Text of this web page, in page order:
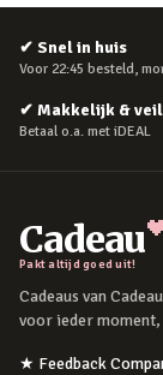
✔ Snel in huis
Voor 22:45 besteld,
✔ Makkelijk &
Betaal o.a. met iDEAL
Cadeau
Pakt altijd goed uit!
Cadeaus van
voor ieder moment,
★ Feedback